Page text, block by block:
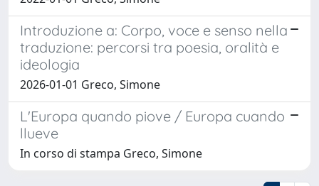
Introduzione a: Corpo, voce e senso nella
traduzione: percorsi tra poesia, oralità e
ideologia
2026-01-01 Greco, Simone
L'Europa quando piove / Europa cuando
llueve
In corso di stampa Greco, Simone